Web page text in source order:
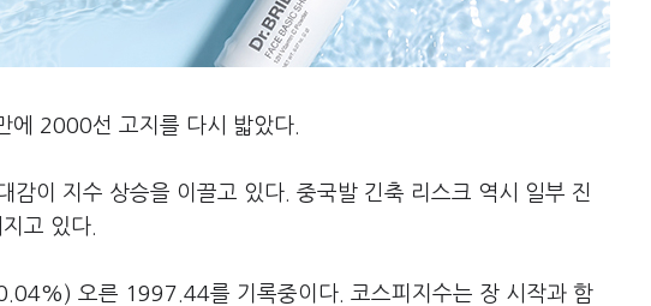
에 2000선 고지를 다시 밟았다.
이 지수 상승을 이끌고 있다. 중국발 긴축 리스크 역시 일부 진
고 있다.
오른 1997.44를 기록중이다. 코스피지수는 장 시작과 함